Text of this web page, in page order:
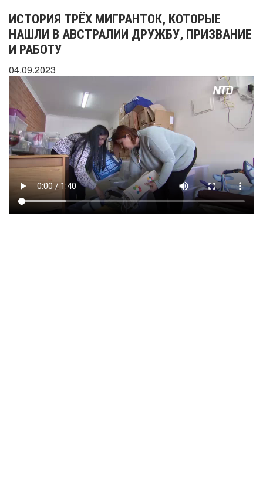
ИСТОРИЯ ТРЁХ МИГРАНТОК, КОТОРЫЕ
НАШЛИ В АВСТРАЛИИ ДРУЖБУ, ПРИЗВАНИЕ
И РАБОТУ
04.09.2023